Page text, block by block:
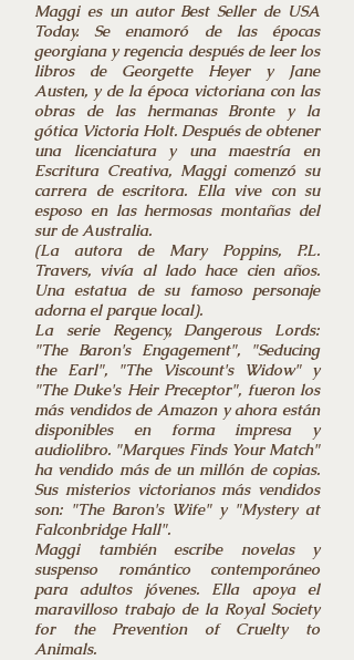
Maggi es un autor Best Seller de USA
Today. Se enamoró de las épocas
georgiana y regencia después de leer los
libros de Georgette Heyer y Jane
Austen, y de la época victoriana con las
obras de las hermanas Bronte y la
gótica Victoria Holt. Después de obtener
una licenciatura y una maestría en
Escritura Creativa, Maggi comenzó su
carrera de escritora. Ella vive con su
esposo en las hermosas montañas del
sur de Australia.
(La autora de Mary Poppins, P.L.
Travers, vivía al lado hace cien años.
Una estatua de su famoso personaje
adorna el parque local).
La serie Regency, Dangerous Lords:
"The Baron's Engagement", "Seducing
the Earl", "The Viscount's Widow" y
"The Duke's Heir Preceptor", fueron los
más vendidos de Amazon y ahora están
disponibles en forma impresa y
audiolibro. "Marques Finds Your Match"
ha vendido más de un millón de copias.
Sus misterios victorianos más vendidos
son: "The Baron's Wife" y "Mystery at
Falconbridge Hall".
Maggi también escribe novelas y
suspenso romántico contemporáneo
para adultos jóvenes. Ella apoya el
maravilloso trabajo de la Royal Society
for the Prevention of Cruelty to
Animals.